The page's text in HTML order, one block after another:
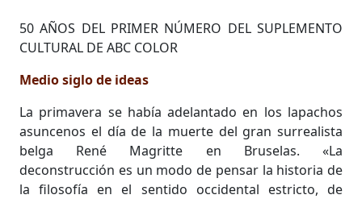
50 AÑOS DEL PRIMER NÚMERO DEL SUPLEMENTO
CULTURAL DE ABC COLOR
Medio siglo de ideas
La primavera se había adelantado en los lapachos
asuncenos el día de la muerte del gran surrealista
belga René Magritte en Bruselas. «La
deconstrucción es un modo de pensar la historia de
la filosofía en el sentido occidental estricto, de